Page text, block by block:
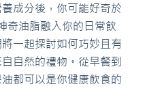
成分後，你可能好奇於
奇油脂融入你的日常飲
一起探討如何巧妙且有
自然的禮物。從早餐到
都可以是你健康飲食的